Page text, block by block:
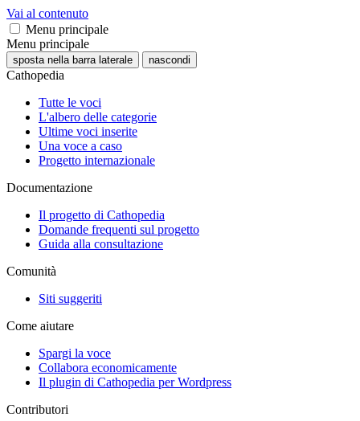
Vai al contenuto
Menu principale
Menu principale
sposta nella barra laterale nascondi
Cathopedia
Tutte le voci
L'albero delle categorie
Ultime voci inserite
Una voce a caso
Progetto internazionale
Documentazione
Il progetto di Cathopedia
Domande frequenti sul progetto
Guida alla consultazione
Comunità
Siti suggeriti
Come aiutare
Spargi la voce
Collabora economicamente
Il plugin di Cathopedia per Wordpress
Contributori